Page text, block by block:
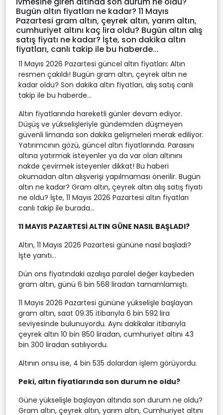
Bugün altın fiyatları ne kadar? 11 Mayıs
Pazartesi gram altın, çeyrek altın, yarım altın,
cumhuriyet altını kaç lira oldu? Bugün altın alış
satış fiyatı ne kadar? İşte, son dakika altın
fiyatları, canlı takip ile bu haberde...
11 Mayıs 2026 Pazartesi güncel altın fiyatları: Altın
resmen çakıldı! Bugün gram altın, çeyrek altın ne
kadar oldu? Son dakika altın fiyatları, alış satış canlı
takip ile bu haberde...
Altın fiyatlarında hareketli günler devam ediyor.
Düşüş ve yükselişleriyle gündemden düşmeyen
güvenli limanda son dakika gelişmeleri merak ediliyor.
Yatırımcının gözü, güncel altın fiyatlarında. Parasını
altına yatırmak isteyenler ya da var olan altınını
nakde çevirmek isteyenler dikkat! Bu haberi
okumadan altın alışverişi yapılmaması önerilir. Bugün
altın ne kadar? Gram altın, çeyrek altın alış satış fiyatı
ne oldu? İşte, 11 Mayıs 2026 Pazartesi altın fiyatları
canlı takip ile burada...
11 MAYIS PAZARTESİ ALTIN GÜNE NASIL BAŞLADI?
Altın, 11 Mayıs 2026 Pazartesi gününe nasıl başladı?
İşte yanıtı...
Dün ons fiyatındaki azalışa paralel değer kaybeden
gram altın, günü 6 bin 568 liradan tamamlamıştı.
11 Mayıs 2026 Pazartesi gününe yükselişle başlayan
gram altın, saat 09.35 itibarıyla 6 bin 592 lira
seviyesinde bulunuyordu. Aynı dakikalar itibarıyla
çeyrek altın 10 bin 850 liradan, cumhuriyet altını 43
bin 300 liradan satılıyordu.
Altının onsu ise, 4 bin 535 dolardan işlem görüyordu.
Peki, altın fiyatlarında son durum ne oldu?
Güne yükselişle başlayan altında son durum ne oldu?
Gram altın, çeyrek altın, yarım altın, Cumhuriyet altını